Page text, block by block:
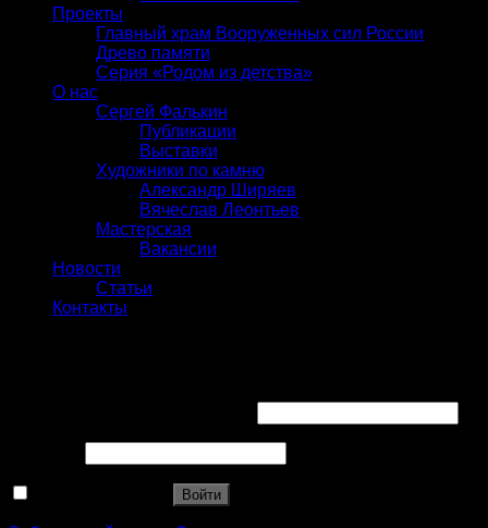
Проекты
Главный храм Вооруженных сил России
Древо памяти
Серия «Родом из детства»
О нас
Сергей Фалькин
Публикации
Выставки
Художники по камню
Александр Ширяев
Вячеслав Леонтьев
Мастерская
Вакансии
Новости
Статьи
Контакты
Войти